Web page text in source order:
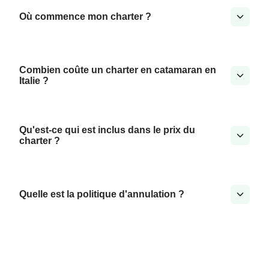
Où commence mon charter ?
Combien coûte un charter en catamaran en
Italie ?
Qu'est-ce qui est inclus dans le prix du
charter ?
Quelle est la politique d'annulation ?